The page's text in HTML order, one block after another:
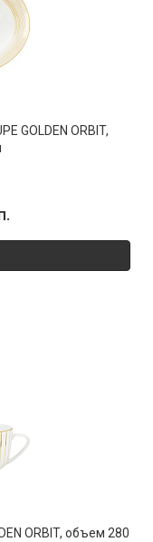
GOLDEN ORBIT,
ORBIT, объем 280